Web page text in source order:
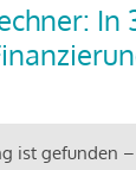
In
ist gefunden